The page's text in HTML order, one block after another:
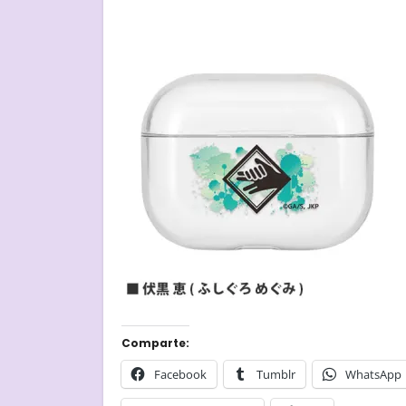
Comparte:
Facebook Tumblr WhatsApp